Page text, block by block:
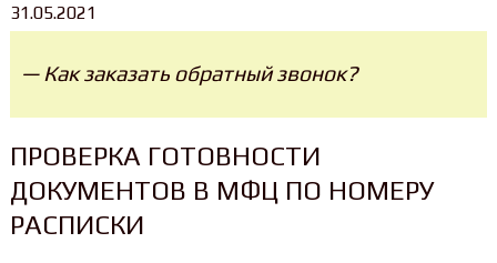
31.05.2021
— Как заказать обратный звонок?
ПРОВЕРКА ГОТОВНОСТИ
ДОКУМЕНТОВ В МФЦ ПО НОМЕРУ
РАСПИСКИ